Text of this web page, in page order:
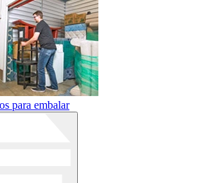
para embalar